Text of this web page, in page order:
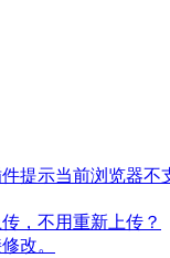
提示当前浏览器
，不用重新上传？
改。